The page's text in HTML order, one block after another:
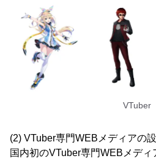
VTuber
(2) VTuber専門WEBメディアの
国内初のVTuber専門WEBメデ